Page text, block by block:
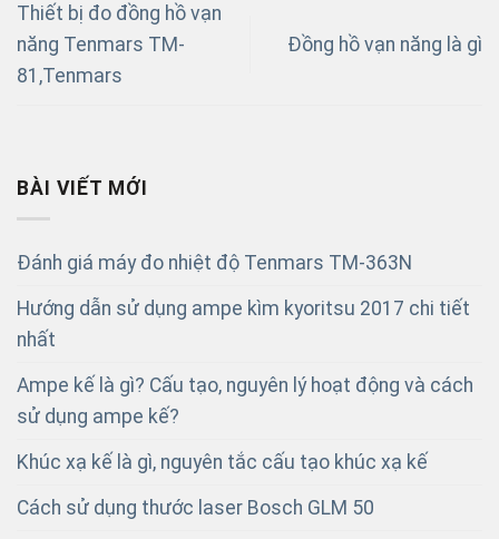
Thiết bị đo đồng hồ vạn
năng Tenmars TM-
81,Tenmars
Đồng hồ vạn năng là gì
BÀI VIẾT MỚI
Đánh giá máy đo nhiệt độ Tenmars TM-363N
Hướng dẫn sử dụng ampe kìm kyoritsu 2017 chi tiết
nhất
Ampe kế là gì? Cấu tạo, nguyên lý hoạt động và cách
sử dụng ampe kế?
Khúc xạ kế là gì, nguyên tắc cấu tạo khúc xạ kế
Cách sử dụng thước laser Bosch GLM 50